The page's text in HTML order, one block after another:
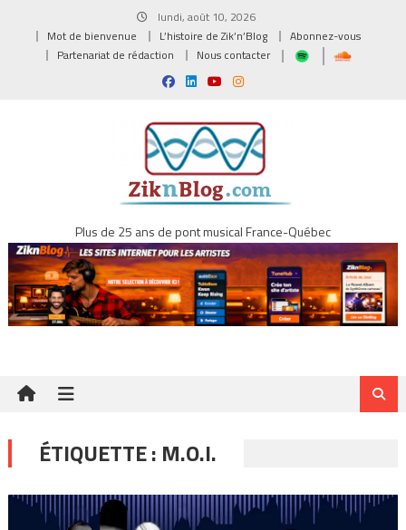
lundi, août 10, 2026
Mot de bienvenue
L’histoire de Zik’n’Blog
Abonnez-vous
Partenariat de rédaction
Nous contacter
Plus de 25 ans de pont musical France-Québec
ÉTIQUETTE : M.O.I.